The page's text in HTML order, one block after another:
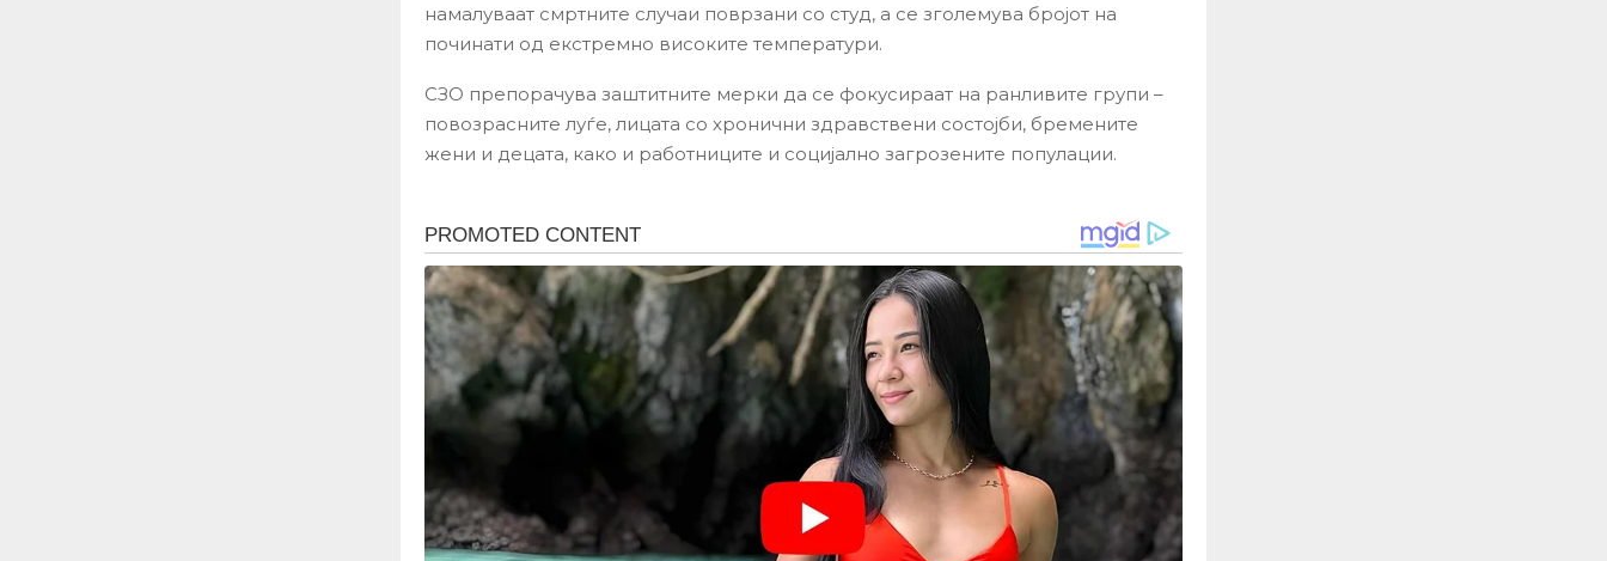
намалуваат смртните случаи поврзани со студ, а се зголемува бројот на
починати од екстремно високите температури.
СЗО препорачува заштитните мерки да се фокусираат на ранливите групи –
повозрасните луѓе, лицата со хронични здравствени состојби, бремените
жени и децата, како и работниците и социјално загрозените популации.